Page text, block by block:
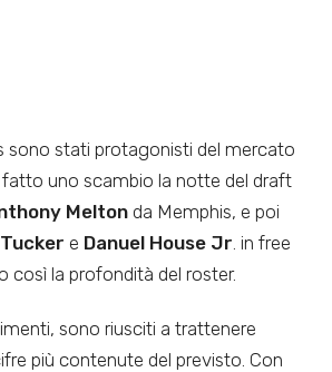
sono stati protagonisti del mercato
fatto uno scambio la notte del draft
Meltonda Memphis, e poi
e Danuel House Jr. in free
così la profondità del roster.
sono riusciti a trattenere
più contenute del previsto. Con